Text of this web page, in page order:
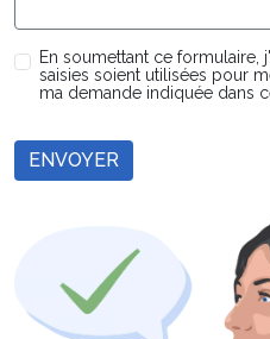
En soumettant ce
saisies soient utilisées pour
ma demande indiquée dans
ENVOYER